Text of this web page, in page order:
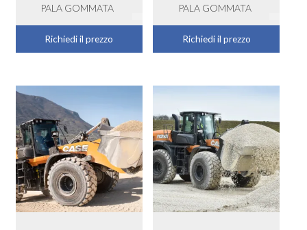
PALA GOMMATA
Richiedi il prezzo
PALA GOMMATA
Richiedi il prezzo